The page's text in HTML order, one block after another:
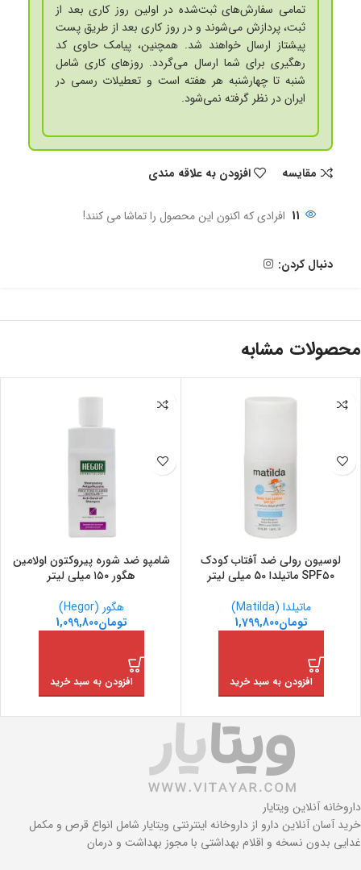
تمامی سفارش‌های ثبت‌شده در اولین روز کاری بعد از
ثبت، پردازش می‌شوند و در روز کاری بعد از طریق پست
پیشتاز ارسال خواهند شد. همچنین، پیامک حاوی کد
رهگیری برای شما ارسال می‌گردد. روزهای کاری شامل
شنبه تا چهارشنبه هر هفته است و تعطیلات رسمی در
ایران در نظر گرفته نمی‌شود.
مقايسه افزودن به علاقه مندی
11 افرادی که اکنون این محصول را تماشا می کنند!
دنبال کردن:
محصولات مشابه
لوسیون رولی ضد آفتاب کودک
SPF۵۰ ماتیلدا 50 میلی لیتر
ماتیلدا (Matilda)
تومان1,799,800
افزودن به سبد خرید
شامپو ضد شوره پیروکتون اولامین
هگور ۱۵۰ میلی لیتر
هگور (Hegor)
تومان1,099,800
افزودن به سبد خرید
داروخانه آنلاین ویتایار
خرید آسان آنلاین دارو از داروخانه اینترنتی ویتایار شامل انواع قرص و مکمل
غدایی بدون نسخه و اقلام بهداشتی با مجوز بهداشت و درمان